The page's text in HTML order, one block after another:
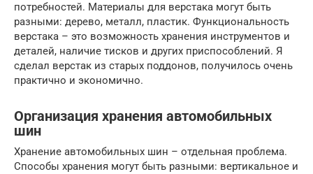
потребностей. Материалы для верстака могут быть
разными: дерево, металл, пластик. Функциональность
верстака – это возможность хранения инструментов и
деталей, наличие тисков и других приспособлений. Я
сделал верстак из старых поддонов, получилось очень
практично и экономично.
Организация хранения автомобильных
шин
Хранение автомобильных шин – отдельная проблема.
Способы хранения могут быть разными: вертикальное и